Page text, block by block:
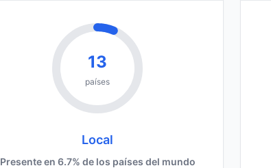
13
países
Local
Presente en 6.7% de los países del mundo